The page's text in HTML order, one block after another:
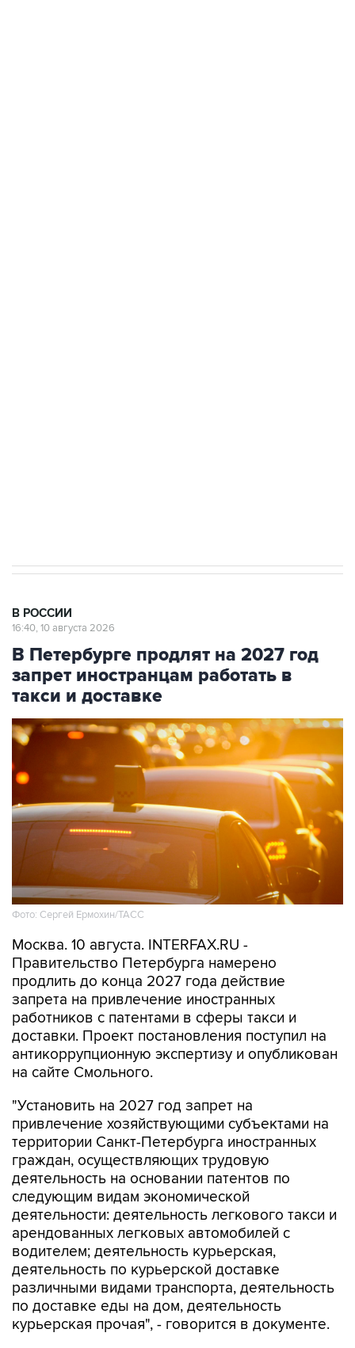
В РОССИИ
16:40, 10 августа 2026
В Петербурге продлят на 2027 год
запрет иностранцам работать в
такси и доставке
Фото: Сергей Ермохин/ТАСС
Москва. 10 августа. INTERFAX.RU -
Правительство Петербурга намерено
продлить до конца 2027 года действие
запрета на привлечение иностранных
работников с патентами в сферы такси и
доставки. Проект постановления поступил на
антикоррупционную экспертизу и опубликован
на сайте Смольного.
"Установить на 2027 год запрет на
привлечение хозяйствующими субъектами на
территории Санкт-Петербурга иностранных
граждан, осуществляющих трудовую
деятельность на основании патентов по
следующим видам экономической
деятельности: деятельность легкового такси и
арендованных легковых автомобилей с
водителем; деятельность курьерская,
деятельность по курьерской доставке
различными видами транспорта, деятельность
по доставке еды на дом, деятельность
курьерская прочая", - говорится в документе.